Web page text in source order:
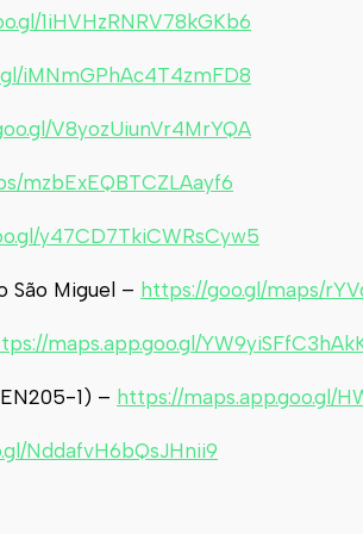
1iHVHzRNRV78kGKb6
iMNmGPhAc4T4zmFD8
V8yozUiunVr4MrYQA
mzbExEQBTCZLAayf6
y47CD7TkiCWRsCyw5
São Miguel – https://goo.gl/maps/
maps.app.goo.gl/
1) – https://maps.app.goo.gl/
NddafvH6bQsJHnii9